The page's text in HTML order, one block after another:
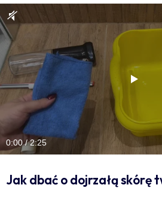
0:00 / 2:25
Jak dbać o dojrzałą skórę